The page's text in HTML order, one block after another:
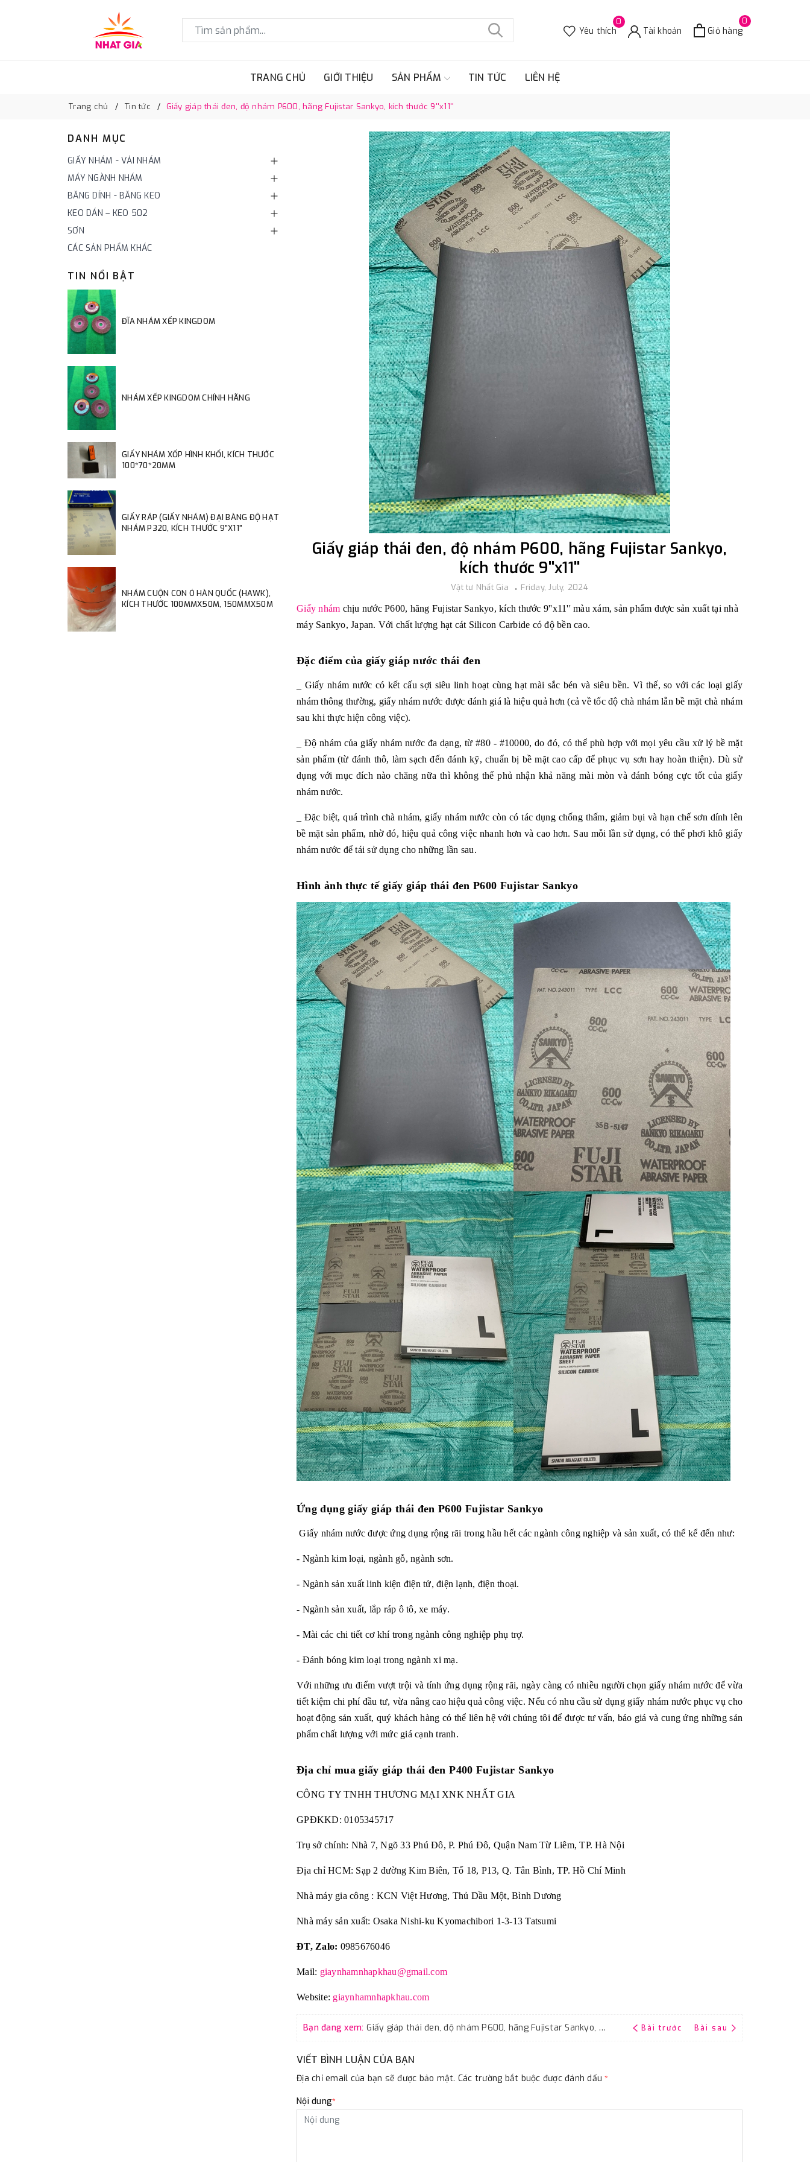
0
Yêu thích Tài khoản
0
Giỏ hàng
TRANG CHỦ GIỚI THIỆU SẢN PHẨM TIN TỨC LIÊN HỆ
Trang chủ Tin tức Giấy giáp thái đen, độ nhám P600, hãng Fujistar Sankyo, kích thước 9''x11''
DANH MỤC
GIẤY NHÁM - VẢI NHÁM
MÁY NGÀNH NHÁM
BĂNG DÍNH - BĂNG KEO
KEO DÁN – KEO 502
SƠN
CÁC SẢN PHẨM KHÁC
TIN NỔI BẬT
ĐĨA NHÁM XẾP KINGDOM
NHÁM XẾP KINGDOM CHÍNH HÃNG
GIẤY NHÁM XỐP HÌNH KHỐI, KÍCH THƯỚC
100*70*20MM
GIẤY RÁP (GIẤY NHÁM) ĐẠI BÀNG ĐỘ HẠT
NHÁM P320, KÍCH THƯỚC 9"X11"
NHÁM CUỘN CON Ó HÀN QUỐC (HAWK),
KÍCH THƯỚC 100MMX50M, 150MMX50M
Giấy giáp thái đen, độ nhám P600, hãng Fujistar Sankyo,
kích thước 9''x11''
Vật tư Nhất Gia Friday, July, 2024
Giấy nhám chịu nước P600, hãng Fujistar Sankyo, kích thước 9''x11'' màu xám, sản phẩm được sản xuất tại nhà
máy Sankyo, Japan. Với chất lượng hạt cát Silicon Carbide có độ bền cao.
Đặc điểm của giấy giáp nước thái đen
_ Giấy nhám nước có kết cấu sợi siêu linh hoạt cùng hạt mài sắc bén và siêu bền. Vì thế, so với các loại giấy
nhám thông thường, giấy nhám nước được đánh giá là hiệu quả hơn (cả về tốc độ chà nhám lẫn bề mặt chà nhám
sau khi thực hiện công việc).
_ Độ nhám của giấy nhám nước đa dạng, từ #80 - #10000, do đó, có thể phù hợp với mọi yêu cầu xử lý bề mặt
sản phẩm (từ đánh thô, làm sạch đến đánh kỹ, chuẩn bị bề mặt cao cấp để phục vụ sơn hay hoàn thiện). Dù sử
dụng với mục đích nào chăng nữa thì không thể phủ nhận khả năng mài mòn và đánh bóng cực tốt của giấy
nhám nước.
_ Đặc biệt, quá trình chà nhám, giấy nhám nước còn có tác dụng chống thấm, giảm bụi và hạn chế sơn dính lên
bề mặt sản phẩm, nhờ đó, hiệu quả công việc nhanh hơn và cao hơn. Sau mỗi lần sử dụng, có thể phơi khô giấy
nhám nước để tái sử dụng cho những lần sau.
Hình ảnh thực tế giấy giáp thái đen P600 Fujistar Sankyo
Ứng dụng giấy giáp thái đen P600 Fujistar Sankyo
Giấy nhám nước được ứng dụng rộng rãi trong hầu hết các ngành công nghiệp và sản xuất, có thể kể đến như:
- Ngành kim loại, ngành gỗ, ngành sơn.
- Ngành sản xuất linh kiện điện tử, điện lạnh, điện thoại.
- Ngành sản xuất, lắp ráp ô tô, xe máy.
- Mài các chi tiết cơ khí trong ngành công nghiệp phụ trợ.
- Đánh bóng kim loại trong ngành xi mạ.
Với những ưu điểm vượt trội và tính ứng dụng rộng rãi, ngày càng có nhiều người chọn giấy nhám nước để vừa
tiết kiệm chi phí đầu tư, vừa nâng cao hiệu quả công việc. Nếu có nhu cầu sử dụng giấy nhám nước phục vụ cho
hoạt động sản xuất, quý khách hàng có thể liên hệ với chúng tôi để được tư vấn, báo giá và cung ứng những sản
phẩm chất lượng với mức giá cạnh tranh.
Địa chỉ muagiấy giáp thái đen P400 Fujistar Sankyo
CÔNG TY TNHH THƯƠNG MẠI XNK NHẤT GIA
GPĐKKD: 0105345717
Trụ sở chính: Nhà 7, Ngõ 33 Phú Đô, P. Phú Đô, Quận Nam Từ Liêm, TP. Hà Nội
Địa chỉ HCM: Sạp 2 đường Kim Biên, Tổ 18, P13, Q. Tân Bình, TP. Hồ Chí Minh
Nhà máy gia công : KCN Việt Hương, Thủ Dầu Một, Bình Dương
Nhà máy sản xuất: Osaka Nishi-ku Kyomachibori 1-3-13 Tatsumi
ĐT, Zalo: 0985676046
Mail: giaynhamnhapkhau@gmail.com
Website: giaynhamnhapkhau.com
Bạn đang xem: Giấy giáp thái đen, độ nhám P600, hãng Fujistar Sankyo, kích thước 9''x11'' Bài trước Bài sau
VIẾT BÌNH LUẬN CỦA BẠN
Địa chỉ email của bạn sẽ được bảo mật. Các trường bắt buộc được đánh dấu*
Nội dung*